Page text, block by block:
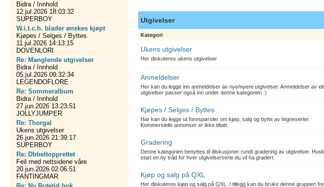
Bidra / Innhold
12.jul.2026 18:03:32
SUPERBOY
W.i.t.c.h. blader ønskes kjøpt
Kjøpes / Selges / Byttes
11.jul.2026 14:13:15
DOVENLORI
Re: Manglende utgivelser
Bidra / Innhold
05.jul.2026 09:32:34
LEGENDOFLORE
Re: Sommeralbum
Bidra / Innhold
27.jun.2026 13:23:51
JOLLYJUMPER
Re: Thorgal
Ukens utgivelser
26.jun.2026 21:39:17
SUPERBOY
Re: Dbbeltopprettet
Feil med nettsidene våre
20.jun.2026 02:06:51
FANTINGMAR
Utgivelser
Kategori
Ukens utgivelser
Her diskuteres ukens utgivelser
Anmeldelser
Her kan du legge inn anmeldelser av nye/nyere utgivelser. Anmeldelser av
utgivelser passer også inn under denne kategorien :)
Kjøpes / Selges / Byttes
Har kan du legge ut forespørsler om kjøp, salg og bytte av tegneserier.
Kommersielle annonser er ikke tiltatt.
Gradering
Denne kategorien benyttes til diskusjoner rundt gradering av utgivelser.
start en ny tråd for hver utgivelse/serie du vil ha gradert.
Kjøp og salg på QXL
Her diskuteres kjøp og salg på QXL. I tillegg kan du bruke denne gruppen